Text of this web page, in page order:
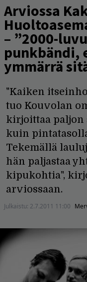
Arviossa
– ”2000-
punkbändi,
ymmärrä
"Kaiken
tuo Kouvolan
kirjoittaa paljon
kuin
Tekemällä
hän paljastaa
kipukohtia",
arviossaan.
Julkaistu: 2.7.2011 11:00